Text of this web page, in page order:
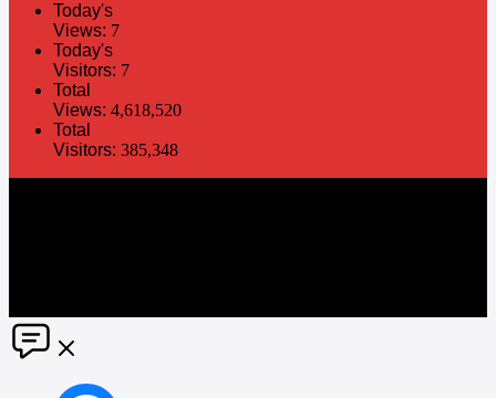
Today's
Views: 7
Today's
Visitors: 7
Total
Views: 4,618,520
Total
Visitors: 385,348